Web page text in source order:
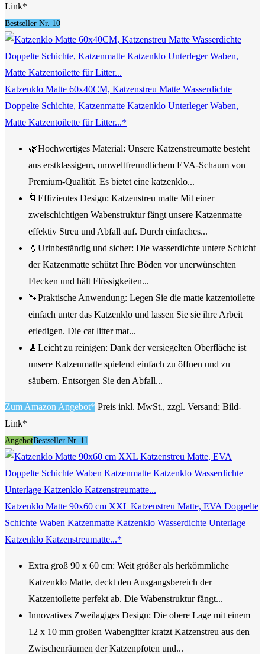
Link*
Bestseller Nr. 10
Katzenklo Matte 60x40CM, Katzenstreu Matte Wasserdichte
Doppelte Schichte, Katzenmatte Katzenklo Unterleger Waben,
Matte Katzentoilette für Litter...*
🌿Hochwertiges Material: Unsere Katzenstreumatte besteht
aus erstklassigem, umweltfreundlichem EVA-Schaum von
Premium-Qualität. Es bietet eine katzenklo...
🌀Effizientes Design: Katzenstreu matte Mit einer
zweischichtigen Wabenstruktur fängt unsere Katzenmatte
effektiv Streu und Abfall auf. Durch einfaches...
💧Urinbeständig und sicher: Die wasserdichte untere Schicht
der Katzenmatte schützt Ihre Böden vor unerwünschten
Flecken und hält Flüssigkeiten...
🐾Praktische Anwendung: Legen Sie die matte katzentoilette
einfach unter das Katzenklo und lassen Sie sie ihre Arbeit
erledigen. Die cat litter mat...
🧹Leicht zu reinigen: Dank der versiegelten Oberfläche ist
unsere Katzenmatte spielend einfach zu öffnen und zu
säubern. Entsorgen Sie den Abfall...
Zum Amazon Angebot* Preis inkl. MwSt., zzgl. Versand; Bild-
Link*
AngebotBestseller Nr. 11
Katzenklo Matte 90x60 cm XXL Katzenstreu Matte, EVA Doppelte
Schichte Waben Katzenmatte Katzenklo Wasserdichte Unterlage
Katzenklo Katzenstreumatte...*
Extra groß 90 x 60 cm: Weit größer als herkömmliche
Katzenklo Matte, deckt den Ausgangsbereich der
Katzentoilette perfekt ab. Die Wabenstruktur fängt...
Innovatives Zweilagiges Design: Die obere Lage mit einem
12 x 10 mm großen Wabengitter kratzt Katzenstreu aus den
Zwischenräumen der Katzenpfoten und...